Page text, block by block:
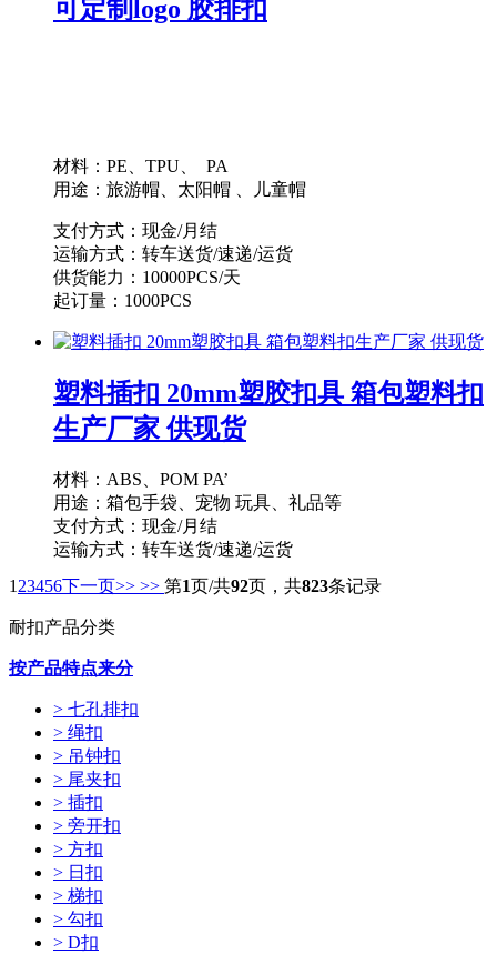
可定制logo 胶排扣
材料：PE、TPU、 PA
用途：旅游帽、太阳帽 、儿童帽
支付方式：现金/月结
运输方式：转车送货/速递/运货
供货能力：10000PCS/天
起订量：1000PCS
塑料插扣 20mm塑胶扣具 箱包塑料扣
生产厂家 供现货
材料：ABS、POM PA’
用途：箱包手袋、宠物 玩具、礼品等
支付方式：现金/月结
运输方式：转车送货/速递/运货
供货能力：10000PCS/天
起订量：1000PCS
1 23456下一页>> >> 第1页/共92页，共823条记录
耐扣产品分类
按产品特点来分
> 七孔排扣
> 绳扣
> 吊钟扣
> 尾夹扣
> 插扣
> 旁开扣
> 方扣
> 日扣
> 梯扣
> 勾扣
> D扣